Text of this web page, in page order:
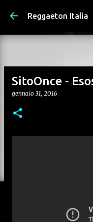
Passa ai
Reggaeton Italia
SitoOnce -
gennaio 31, 2016